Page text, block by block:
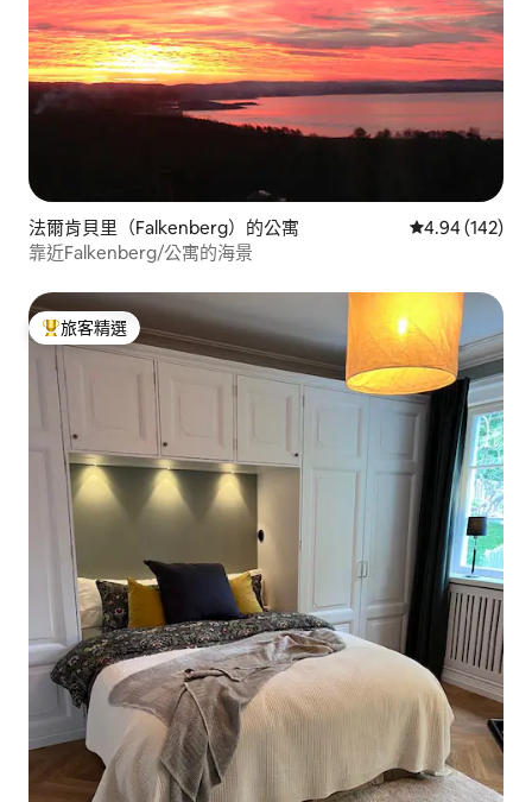
法爾肯貝里（Falkenberg）的公寓 從 142 則評價
4.94 (142)
靠近Falkenberg/公寓的海景
旅客精選榜首
旅客精選